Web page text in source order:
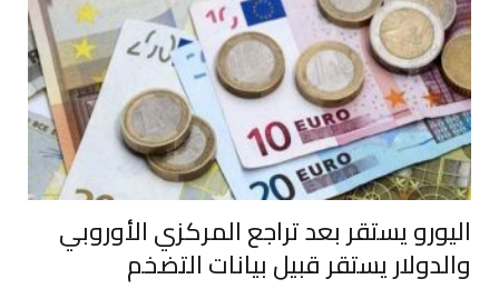
اليورو يستقر بعد تراجع المركزي الأوروبي
والدولار يستقر قبيل بيانات التضخم